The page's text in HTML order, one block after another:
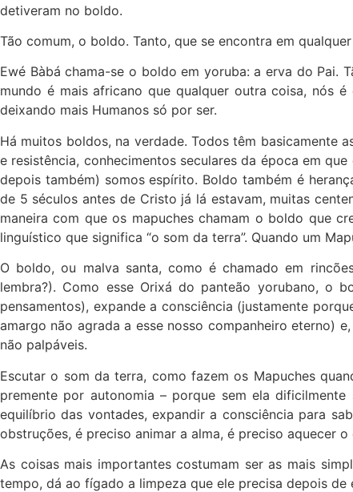
detiveram no boldo.
Tão comum, o boldo. Tanto, que se encontra em
Ewé Bàbá chama-se o boldo em yoruba: a erva do Pai.
mundo é mais africano que qualquer outra coisa, nós
deixando mais Humanos só por ser.
Há muitos boldos, na verdade. Todos têm basicamente
e resistência, conhecimentos seculares da época em
depois também) somos espírito. Boldo também é
de 5 séculos antes de Cristo já lá estavam, muitas
maneira com que os mapuches chamam o boldo que
linguístico que significa “o som da terra”. Quando um
O boldo, ou malva santa, como é chamado em
lembra?). Como esse Orixá do panteão yorubano, o
pensamentos), expande a consciência (justamente
amargo não agrada a esse nosso companheiro eterno)
não palpáveis.
Escutar o som da terra, como fazem os Mapuches
premente por autonomia – porque sem ela
equilíbrio das vontades, expandir a consciência para
obstruções, é preciso animar a alma, é preciso aquecer
As coisas mais importantes costumam ser as mais
tempo, dá ao fígado a limpeza que ele precisa depois